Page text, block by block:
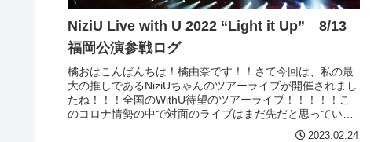
NiziU Live with U 2022 “Light it Up” 8/13
福岡公演参戦ログ
橘おはこんばんちは！橘由奈です！！さて今回は、私の最
大の推しであるNiziUちゃんのツアーライブが開催されまし
たね！！！全国のWithU待望のツアーライブ！！！！！こ
のコロナ情勢の中で対面のライブはまだ先だと思っていま
2023.02.24